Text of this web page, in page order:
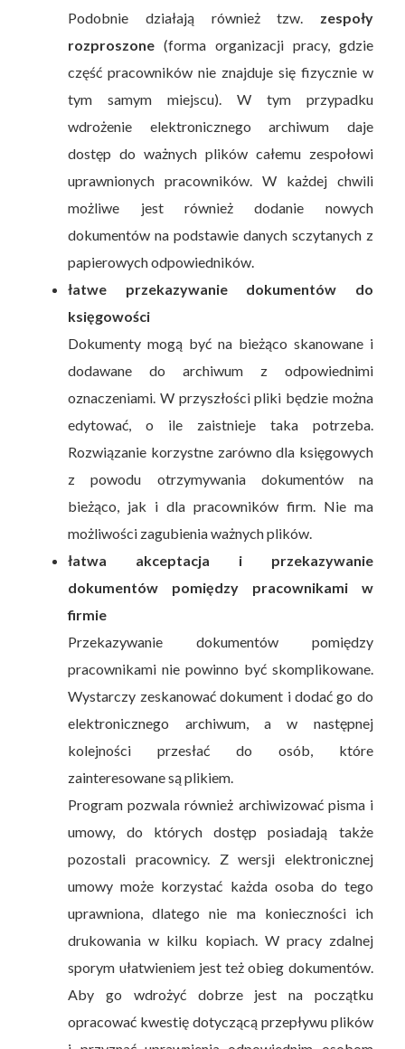
Podobnie działają również tzw. zespoły
rozproszone (forma organizacji pracy, gdzie
część pracowników nie znajduje się fizycznie w
tym samym miejscu). W tym przypadku
wdrożenie elektronicznego archiwum daje
dostęp do ważnych plików całemu zespołowi
uprawnionych pracowników. W każdej chwili
możliwe jest również dodanie nowych
dokumentów na podstawie danych sczytanych z
papierowych odpowiedników.
łatwe przekazywanie dokumentów do
księgowości
Dokumenty mogą być na bieżąco skanowane i
dodawane do archiwum z odpowiednimi
oznaczeniami. W przyszłości pliki będzie można
edytować, o ile zaistnieje taka potrzeba.
Rozwiązanie korzystne zarówno dla księgowych
z powodu otrzymywania dokumentów na
bieżąco, jak i dla pracowników firm. Nie ma
możliwości zagubienia ważnych plików.
łatwa akceptacja i przekazywanie
dokumentów pomiędzy pracownikami w
firmie
Przekazywanie dokumentów pomiędzy
pracownikami nie powinno być skomplikowane.
Wystarczy zeskanować dokument i dodać go do
elektronicznego archiwum, a w następnej
kolejności przesłać do osób, które
zainteresowane są plikiem.
Program pozwala również archiwizować pisma i
umowy, do których dostęp posiadają także
pozostali pracownicy. Z wersji elektronicznej
umowy może korzystać każda osoba do tego
uprawniona, dlatego nie ma konieczności ich
drukowania w kilku kopiach. W pracy zdalnej
sporym ułatwieniem jest też obieg dokumentów.
Aby go wdrożyć dobrze jest na początku
opracować kwestię dotyczącą przepływu plików